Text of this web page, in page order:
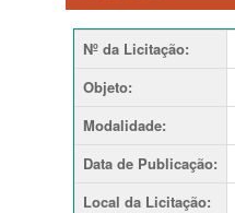
Nº da Licitação:
Objeto:
Modalidade:
Data de Publicação:
Local da Licitação: